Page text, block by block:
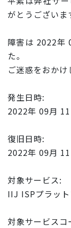
がとうございま
障害は 2022年
た。
ご迷惑をおかけ
発生日時:
2022年 09月
復旧日時:
2022年 09月
対象サービス:
IIJ ISPプラッ
対象サービスコ